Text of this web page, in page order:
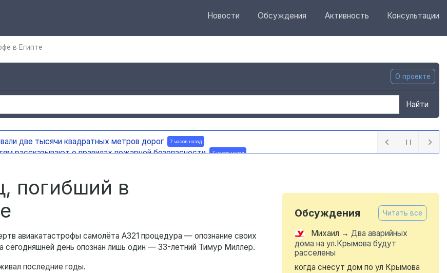
Новости Обсуждения Активность Консультации
в Египте
О проекте
Найти
две тысячи квадратных метров дорог 7 часов назад
рассказывают о правилах пожарной безопасности 7 часов назад
погибший в
авиакатастрофы самолёта А321 процедура — опознание своих
сегодняшней день опознан лишь один — 33-летний Тимур Миллер.
последние годы.
Обсуждения Читать все
Михаил → Два аварийных
дома на ул.Крымова будут
расселены
когда снесут дом по ул Крымова